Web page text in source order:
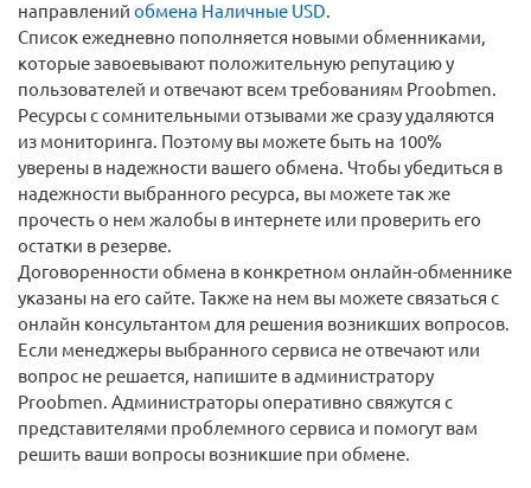
направлений обмена Наличные USD.
Список ежедневно пополняется новыми обменниками,
которые завоевывают положительную репутацию у
пользователей и отвечают всем требованиям Proobmen.
Ресурсы с сомнительными отзывами же сразу удаляются
из мониторинга. Поэтому вы можете быть на 100%
уверены в надежности вашего обмена. Чтобы убедиться в
надежности выбранного ресурса, вы можете так же
прочесть о нем жалобы в интернете или проверить его
остатки в резерве.
Договоренности обмена в конкретном онлайн-обменнике
указаны на его сайте. Также на нем вы можете связаться с
онлайн консультантом для решения возникших вопросов.
Если менеджеры выбранного сервиса не отвечают или
вопрос не решается, напишите в администратору
Proobmen. Администраторы оперативно свяжутся с
представителями проблемного сервиса и помогут вам
решить ваши вопросы возникшие при обмене.